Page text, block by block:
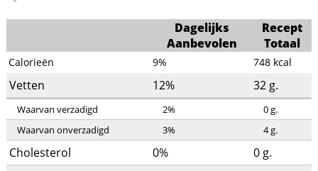
Dagelijks
Aanbevolen
Recept
Totaal
Calorieën 9% 748 kcal
Vetten 12% 32g.
Waarvan verzadigd 2% 0g.
Waarvan onverzadigd
3% 4g.
Cholesterol 0% 0g.